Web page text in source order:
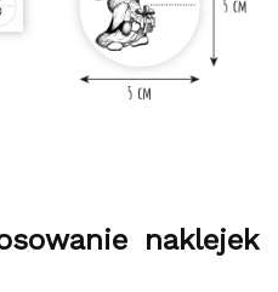
naklejek